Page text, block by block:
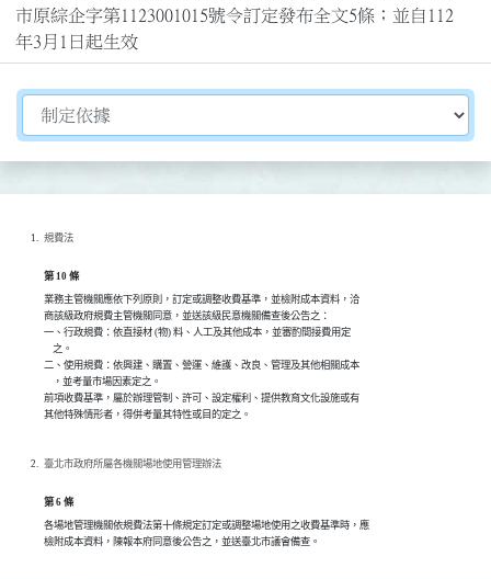
市原綜企字第1123001015號令訂定發布全文5條；並自112
年3月1日起生效
切換選擇法規資訊內容
規費法
第 10 條
業務主管機關應依下列原則，訂定或調整收費基準，並檢附成本資料，洽
商該級政府規費主管機關同意，並送該級民意機關備查後公告之：
一、行政規費：依直接材 (物) 料、人工及其他成本，並審酌間接費用定
    之。
二、使用規費：依興建、購置、營運、維護、改良、管理及其他相關成本
    ，並考量市場因素定之。
前項收費基準，屬於辦理管制、許可、設定權利、提供教育文化設施或有
臺北市政府所屬各機關場地使用管理辦法
第 6 條
各場地管理機關依規費法第十條規定訂定或調整場地使用之收費基準時，應
檢附成本資料，陳報本府同意後公告之，並送臺北市議會備查。